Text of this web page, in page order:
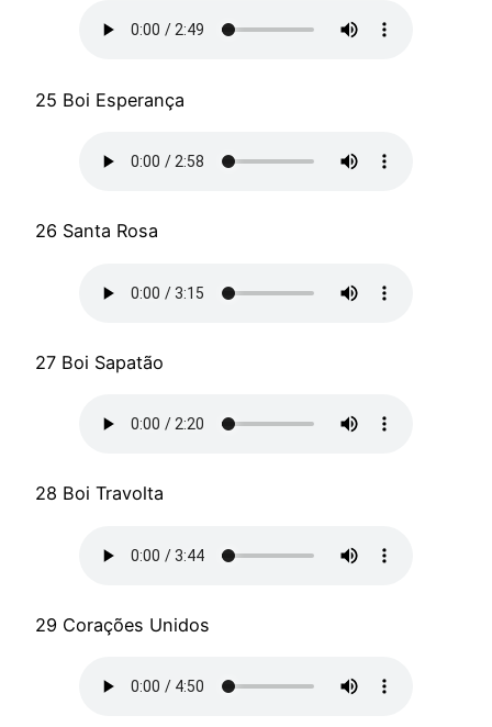
25 Boi Esperança
26 Santa Rosa
27 Boi Sapatão
28 Boi Travolta
29 Corações Unidos